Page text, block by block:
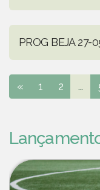
PROG BEJA 27-
« 1 2 ...